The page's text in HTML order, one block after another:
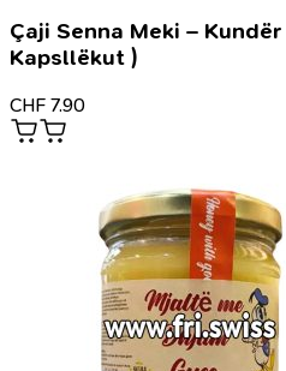
Çaji Senna Meki –
Kapsllëkut )
CHF 7.90